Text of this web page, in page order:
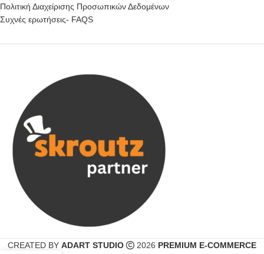
Πολιτική Διαχείρισης Προσωπικών Δεδομένων
Συχνές ερωτήσεις- FAQS
CREATED BY ADART STUDIO 2026 PREMIUM E-COMMERCE